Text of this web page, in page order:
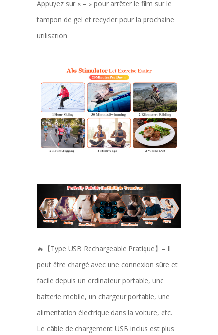
Appuyez sur « – » pour arrêter le film sur le
tampon de gel et recycler pour la prochaine
utilisation
🔥【Type USB Rechargeable Pratique】– Il
peut être chargé avec une connexion sûre et
facile depuis un ordinateur portable, une
batterie mobile, un chargeur portable, une
alimentation électrique dans la voiture, etc.
Le câble de chargement USB inclus est plus